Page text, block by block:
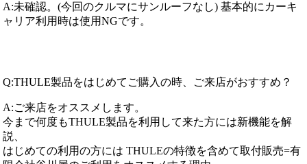
A:未確認。(今回のクルマにサンルーフなし) 基本的にカーキ
ャリア利用時は使用NGです。
Q:THULE製品をはじめてご購入の時、ご来店がおすすめ？
A:ご来店をオススメします。
今まで何度もTHULE製品を利用して来た方には新機能を解
説、
はじめての利用の方には THULEの特徴を含めて取付販売=有